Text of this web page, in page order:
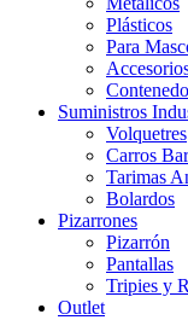
Plásticos
Para
Suministros
Volquetres
Carros
Tarimas
Bolardos
Pizarrones
Pizarrón
Pantallas
Tripies y
Outlet